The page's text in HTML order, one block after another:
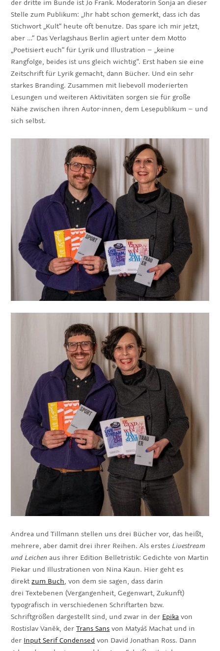
der dritte im Bunde ist Jo Frank. Moderatorin Sonja an dieser
Stelle zum Publikum: „Ihr habt schon gemerkt, dass ich das
Stichwort „Kult“ heute oft benutze. Das spare ich mir jetzt,
aber …“ Das Verlagshaus Berlin agiert unter dem Motto
„Poetisiert euch“ für Lyrik und Illustration – „keine
Rangfolge, beides ist uns gleich wichtig“. Erst haben sie eine
Zeitschrift für Lyrik gemacht, dann Bücher. Und ein sehr
starkes Branding. Zusammen mit liebevoll moderierten
Lesungen und weiteren Aktivitäten sorgen sie für große
Nähe zwischen ihren Autor·innen, dem Lesepublikum – und
sich selbst.
Andrea und Tillmann stellen uns drei Bücher vor, das heißt,
mehrere, aber damit drei ihrer Reihen. Als erstes Livestream
und Leichen aus ihrer Edition Belletristik: Gedichte von Martin
Piekar und Illustrationen von Nina Kaun. Hier geht es
direktzum Buch, von dem sie sagen, dass darin
drei Textebenen (Vergangenheit, Gegenwart, Zukunft)
typografisch in verschiedenen Schriftarten bzw.
Schriftgrößen dargestellt sind, und zwar in der Epika von
Rostislav Vaněk, derTrans Sans von Matyáš Machat und in
der Input Serif Condensed von David Jonathan Ross. Dann